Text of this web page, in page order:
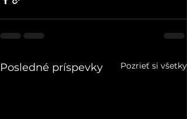
Posledné príspevky Pozrieť si všetky